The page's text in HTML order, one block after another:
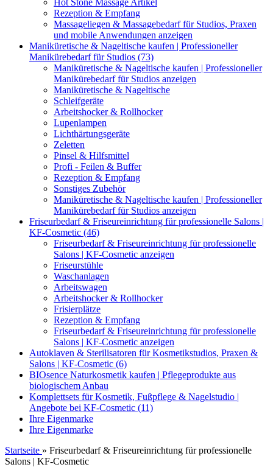
Hot Stone Massage Artikel
Rezeption & Empfang
Massageliegen & Massagebedarf für Studios, Praxen
und mobile Anwendungen anzeigen
Maniküretische & Nageltische kaufen | Professioneller
Manikürebedarf für Studios (73)
Maniküretische & Nageltische kaufen | Professioneller
Manikürebedarf für Studios anzeigen
Maniküretische & Nageltische
Schleifgeräte
Arbeitshocker & Rollhocker
Lupenlampen
Lichthärtungsgeräte
Zeletten
Pinsel & Hilfsmittel
Profi - Feilen & Buffer
Rezeption & Empfang
Sonstiges Zubehör
Maniküretische & Nageltische kaufen | Professioneller
Manikürebedarf für Studios anzeigen
Friseurbedarf & Friseureinrichtung für professionelle Salons |
KF-Cosmetic (46)
Friseurbedarf & Friseureinrichtung für professionelle
Salons | KF-Cosmetic anzeigen
Friseurstühle
Waschanlagen
Arbeitswagen
Arbeitshocker & Rollhocker
Frisierplätze
Rezeption & Empfang
Friseurbedarf & Friseureinrichtung für professionelle
Salons | KF-Cosmetic anzeigen
Autoklaven & Sterilisatoren für Kosmetikstudios, Praxen &
Salons | KF-Cosmetic (6)
BIOsence Naturkosmetik kaufen | Pflegeprodukte aus
biologischem Anbau
Komplettsets für Kosmetik, Fußpflege & Nagelstudio |
Angebote bei KF-Cosmetic (11)
Ihre Eigenmarke
Ihre Eigenmarke
Startseite » Friseurbedarf & Friseureinrichtung für professionelle
Salons | KF-Cosmetic